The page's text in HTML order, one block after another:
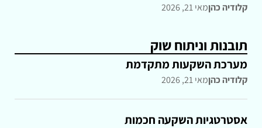
קלודיה כהןמאי 21, 2026
תובנות וניתוח שוק
מערכת השקעות מתקדמת
קלודיה כהןמאי 21, 2026
אסטרטגיות השקעה חכמות